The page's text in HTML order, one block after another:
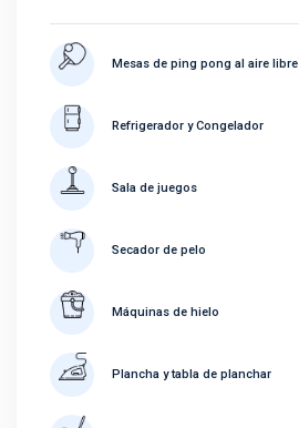
Mesas de ping pong al aire libre
Refrigerador y Congelador
Sala de juegos
Secador de pelo
Máquinas de hielo
Plancha y tabla de planchar